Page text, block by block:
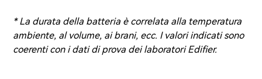
* La durata della batteria è correlata alla temperatura
ambiente, al volume, ai brani, ecc. I valori indicati sono
coerenti con i dati di prova dei laboratori Edifier.